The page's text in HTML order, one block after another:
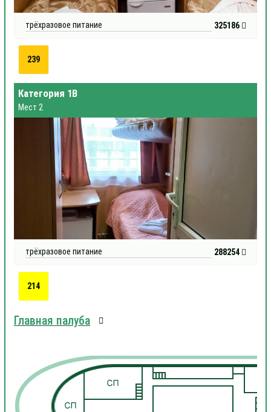
трёхразовое питание 325186
239
Категория 1В
Мест 2
трёхразовое питание 288254
214
Главная палуба